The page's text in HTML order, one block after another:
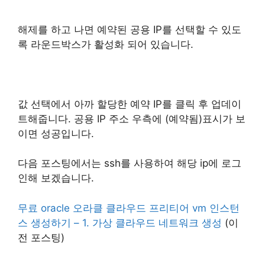
해제를 하고 나면 예약된 공용 IP를 선택할 수 있도
록 라운드박스가 활성화 되어 있습니다.
값 선택에서 아까 할당한 예약 IP를 클릭 후 업데이
트해줍니다. 공용 IP 주소 우측에 (예약됨)표시가 보
이면 성공입니다.
다음 포스팅에서는 ssh를 사용하여 해당 ip에 로그
인해 보겠습니다.
무료 oracle 오라클 클라우드 프리티어 vm 인스턴
스 생성하기 – 1. 가상 클라우드 네트워크 생성 (이
전 포스팅)